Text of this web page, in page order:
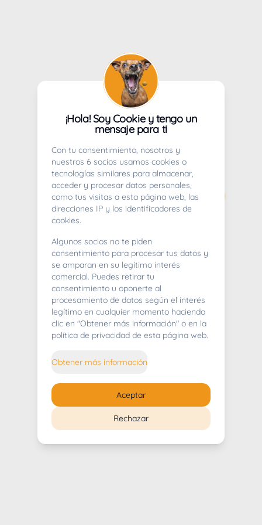
404
Whoops! Lo sentimos mucho.
¡Hola! Soy Cookie y tengo un
mensaje para ti
Con tu consentimiento, nosotros y
nuestros 6 socios usamos cookies o
tecnologías similares para almacenar,
acceder y procesar datos personales,
como tus visitas a esta página web, las
direcciones IP y los identificadores de
cookies.
Algunos socios no te piden
consentimiento para procesar tus datos y
se amparan en su legítimo interés
comercial. Puedes retirar tu
consentimiento u oponerte al
procesamiento de datos según el interés
legítimo en cualquier momento haciendo
clic en "Obtener más información" o en la
política de privacidad de esta página web.
Obtener más información
Rechazar
Aceptar